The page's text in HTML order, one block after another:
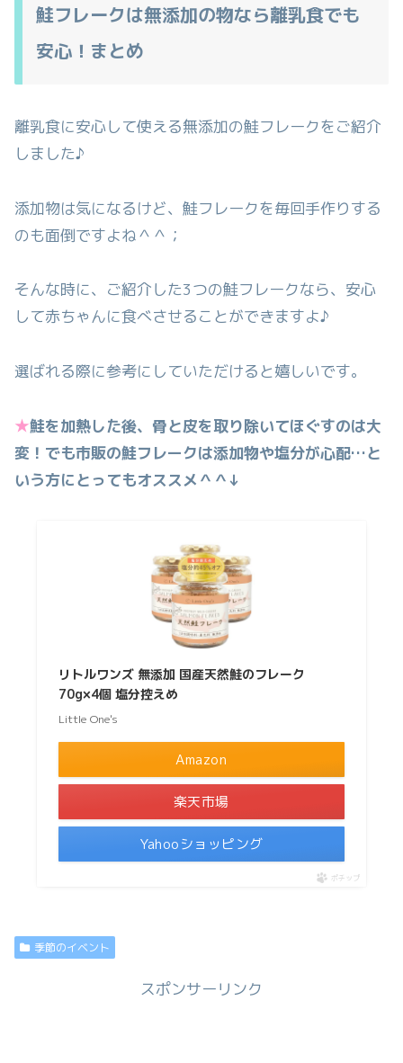
鮭フレークは無添加の物なら離乳食でも
安心！まとめ
離乳食に安心して使える無添加の鮭フレークをご紹介
しました♪
添加物は気になるけど、鮭フレークを毎回手作りする
のも面倒ですよね＾＾；
そんな時に、ご紹介した3つの鮭フレークなら、安心
して赤ちゃんに食べさせることができますよ♪
選ばれる際に参考にしていただけると嬉しいです。
★鮭を加熱した後、骨と皮を取り除いてほぐすのは大
変！でも市販の鮭フレークは添加物や塩分が心配…と
いう方にとってもオススメ＾＾↓
リトルワンズ 無添加 国産天然鮭のフレーク
70g×4個 塩分控えめ
Little One's
Amazon
楽天市場
Yahooショッピング
ポチップ
季節のイベント
スポンサーリンク